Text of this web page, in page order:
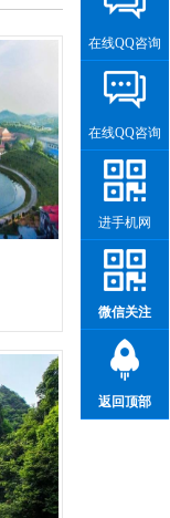
在线QQ咨询
在线QQ咨询
进手机网
微信关注
返回顶部